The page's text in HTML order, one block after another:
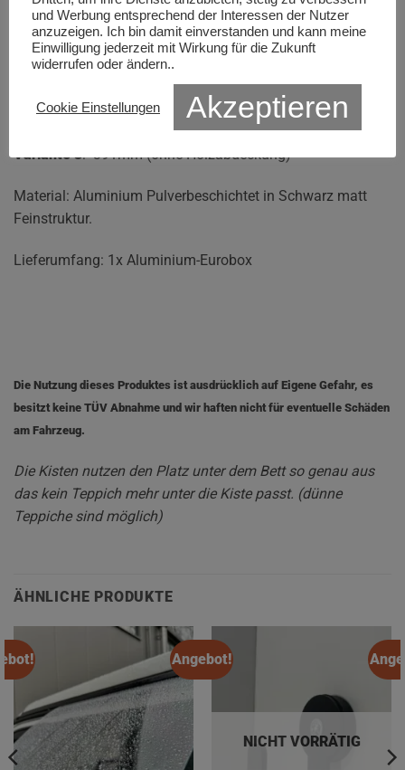
Alu-Eurobox Maße:
Breite: 300 mm
: 254mm /Variante 1: 296mm /
Variante 3: 391mm (ohne Holzabdeckung)
Material: Aluminium Pulverbeschichtet in Schwarz matt
Feinstruktur.
Lieferumfang: 1x Aluminium-Eurobox
Die Nutzung dieses Produktes ist ausdrücklich auf Eigene Gefahr, es
besitzt keine TÜV Abnahme und wir haften nicht für eventuelle Schäden
am Fahrzeug.
Die Kisten nutzen den Platz unter dem Bett so genau aus
das kein Teppich mehr unter die Kiste passt. (dünne
Teppiche sind möglich)
ÄHNLICHE PRODUKTE
Angebot!
NICHT VORRÄTIG
und Werbung entsprechend der Interessen der Nutzer
anzuzeigen. Ich bin damit einverstanden und kann meine
Einwilligung jederzeit mit Wirkung für die Zukunft
widerrufen oder ändern..
Cookie Einstellungen Akzeptieren